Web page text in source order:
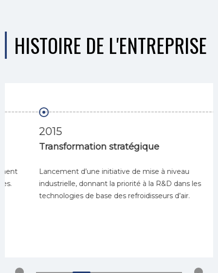
HISTOIRE DE L'ENTREPRISE
Transformation stratégique
Lancement d’une initiative de mise à niveau
industrielle, donnant la priorité à la R&D dans les
technologies de base des refroidisseurs d’air.